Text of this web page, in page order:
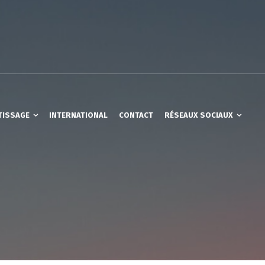
INTERNATIONAL CONTACT RÉSEAUX SOCIAUX